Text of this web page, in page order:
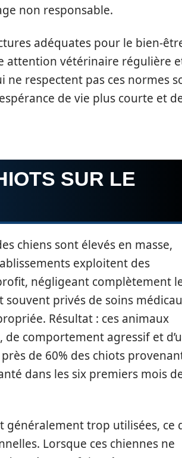
non responsable.
adéquates pour le bien-
attention vétérinaire régulière
ne respectent pas ces normes
de vie plus courte et
SUR LE
chiens sont élevés en masse,
exploitent des
négligeant complètement
souvent privés de soins
Résultat : ces animaux
comportement agressif et
de 60% des chiots
dans les six premiers mois
généralement trop utilisées, ce
Lorsque ces chiennes ne